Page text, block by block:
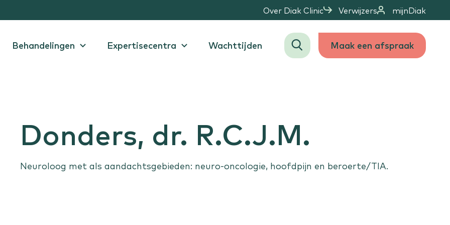
Behandelingen
prostaat
Spataderen
Vetbult
Bekijk alle aandoeningen
Expertisecentra Wachttijden
Zoeken
Maak een afspraak
Over Diak Clinic Verwijzers mijnDiak
Donders, dr. R.C.J.M.
Neuroloog met als aandachtsgebieden: neuro-oncologie, hoofdpijn en beroerte/TIA.